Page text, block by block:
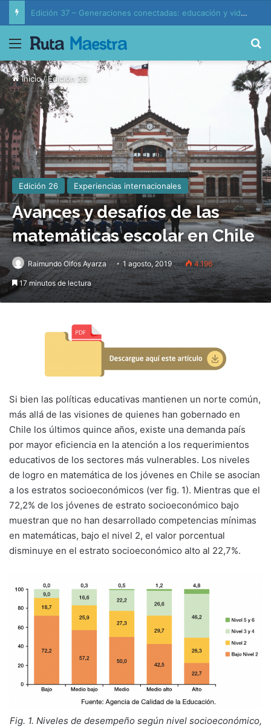
Edición 37 – Generaciones conectadas: educación y vida en la era de la IA
Menú
Inicio/Edición 26
Edición 26 Experiencias internacionales
Avances y desafíos de las
matemáticas escolar en Chile
Raimundo Olfos Ayarza 1 agosto, 2019 4.196
17 minutos de lectura
Si bien las políticas educativas mantienen un norte común,
más allá de las visiones de quienes han gobernado en
Chile los últimos quince años, existe una demanda país
por mayor eficiencia en la atención a los requerimientos
educativos de los sectores más vulnerables. Los niveles
de logro en matemática de los jóvenes en Chile se asocian
a los estratos socioeconómicos (ver fig. 1). Mientras que el
72,2% de los jóvenes de estrato socioeconómico bajo
muestran que no han desarrollado competencias mínimas
en matemáticas, bajo el nivel 2, el valor porcentual
disminuye en el estrato socioeconómico alto al 22,7%.
Fig. 1. Niveles de desempeño según nivel socioeconómico,